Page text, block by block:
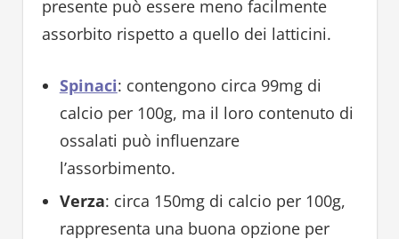
presente può essere meno facilmente
assorbito rispetto a quello dei latticini.
Spinaci: contengono circa 99mg di
calcio per 100g, ma il loro contenuto di
ossalati può influenzare
l’assorbimento.
Verza: circa 150mg di calcio per 100g,
rappresenta una buona opzione per